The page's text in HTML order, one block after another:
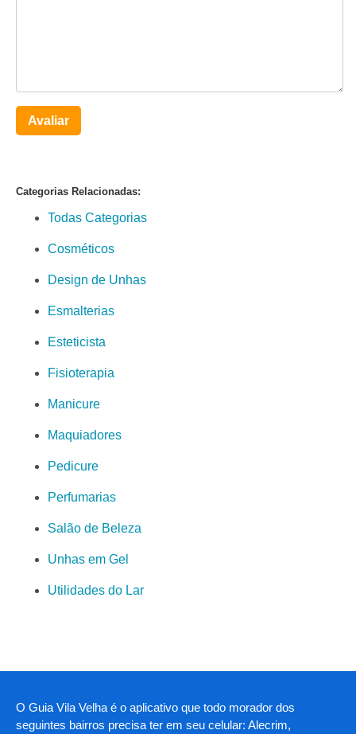
Avaliar
Categorias Relacionadas:
Todas Categorias
Cosméticos
Design de Unhas
Esmalterias
Esteticista
Fisioterapia
Manicure
Maquiadores
Pedicure
Perfumarias
Salão de Beleza
Unhas em Gel
Utilidades do Lar
O Guia Vila Velha é o aplicativo que todo morador dos
seguintes bairros precisa ter em seu celular: Alecrim,